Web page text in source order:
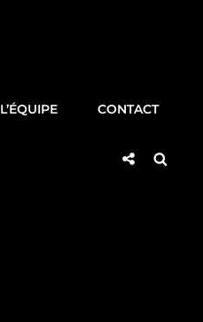
L’ÉQUIPE CONTACT
Social